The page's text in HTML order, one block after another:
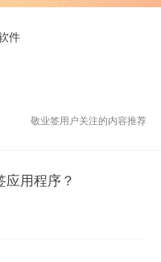
件
敬业签用户关注的内容推荐
应用程序？